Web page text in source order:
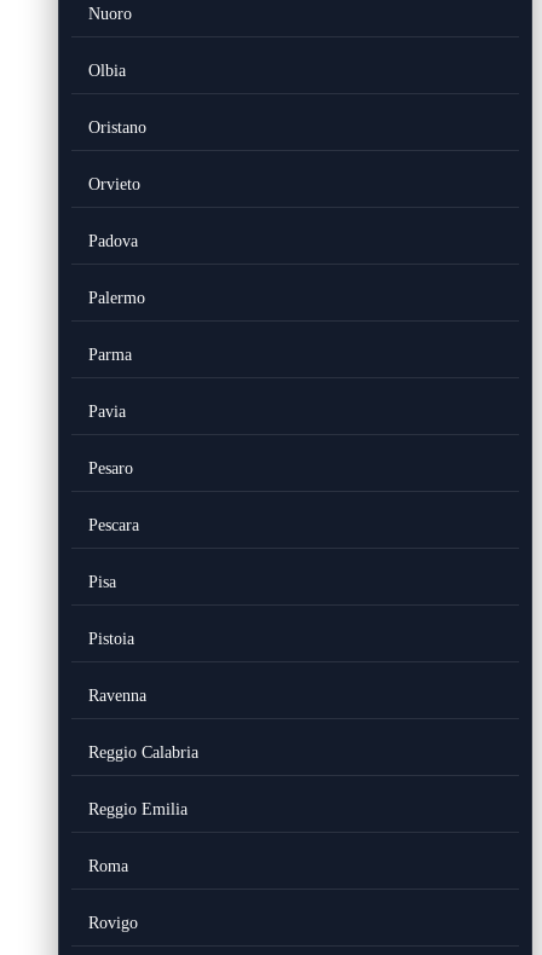
Nuoro
Olbia
Oristano
Orvieto
Padova
Palermo
Parma
Pavia
Pesaro
Pescara
Pisa
Pistoia
Ravenna
Reggio Calabria
Reggio Emilia
Roma
Rovigo